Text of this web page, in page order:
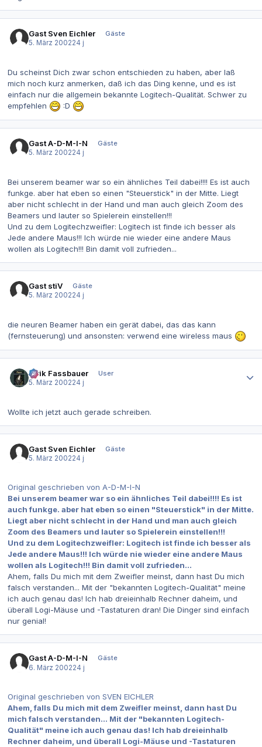
Gast Sven Eichler
Gäste
5. März 200224 j
Du scheinst Dich zwar schon entschieden zu haben, aber laß
mich noch kurz anmerken, daß ich das Ding kenne, und es ist
einfach nur die allgemein bekannte Logitech-Qualität. Schwer zu
empfehlen
:D
Gast A-D-M-I-N
Gäste
5. März 200224 j
Bei unserem beamer war so ein ähnliches Teil dabei!!!! Es ist auch
funkge. aber hat eben so einen "Steuerstick" in der Mitte. Liegt
aber nicht schlecht in der Hand und man auch gleich Zoom des
Beamers und lauter so Spielerein einstellen!!!
Und zu dem Logitechzweifler: Logitech ist finde ich besser als
Jede andere Maus!!! Ich würde nie wieder eine andere Maus
wollen als Logitech!!! Bin damit voll zufrieden...
Gast stiV
Gäste
5. März 200224 j
die neuren Beamer haben ein gerät dabei, das das kann
(fernsteuerung) und ansonsten: verwend eine wireless maus
Alrik Fassbauer
User
5. März 200224 j
Wollte ich jetzt auch gerade schreiben.
Gast Sven Eichler
Gäste
5. März 200224 j
Original geschrieben von A-D-M-I-N
Bei unserem beamer war so ein ähnliches Teil dabei!!!! Es ist
auch funkge. aber hat eben so einen "Steuerstick" in der Mitte.
Liegt aber nicht schlecht in der Hand und man auch gleich
Zoom des Beamers und lauter so Spielerein einstellen!!!
Und zu dem Logitechzweifler: Logitech ist finde ich besser als
Jede andere Maus!!! Ich würde nie wieder eine andere Maus
wollen als Logitech!!! Bin damit voll zufrieden...
Ahem, falls Du mich mit dem Zweifler meinst, dann hast Du mich
falsch verstanden... Mit der "bekannten Logitech-Qualität" meine
ich auch genau das! Ich hab dreieinhalb Rechner daheim, und
überall Logi-Mäuse und -Tastaturen dran! Die Dinger sind einfach
nur genial!
Gast A-D-M-I-N
Gäste
6. März 200224 j
Original geschrieben von SVEN EICHLER
Ahem, falls Du mich mit dem Zweifler meinst, dann hast Du
mich falsch verstanden... Mit der "bekannten Logitech-
Qualität" meine ich auch genau das! Ich hab dreieinhalb
Rechner daheim, und überall Logi-Mäuse und -Tastaturen